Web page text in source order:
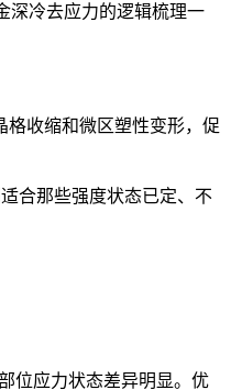
深冷去应力的逻辑梳理一
格收缩和微区塑性变形，促
合那些强度状态已定、不
位应力状态差异明显。优